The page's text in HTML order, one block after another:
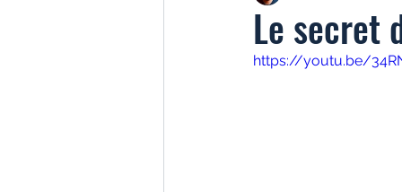
Le secret
https://youtu.be/